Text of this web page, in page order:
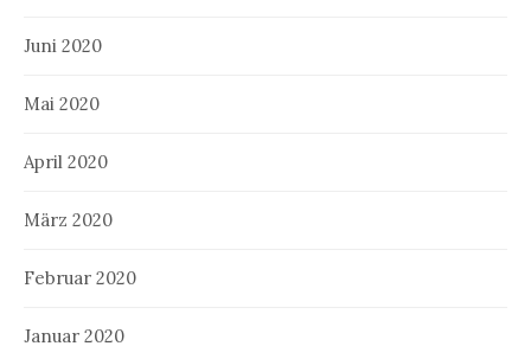
Juni 2020
Mai 2020
April 2020
März 2020
Februar 2020
Januar 2020